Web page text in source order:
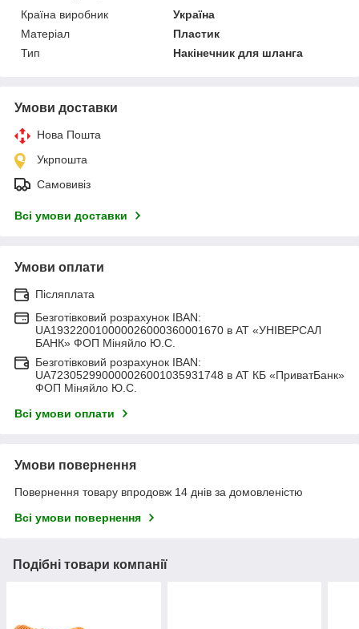
Країна виробник
Україна
Матеріал
Пластик
Тип
Накінечник для шланга
Умови доставки
Нова Пошта
Укрпошта
Самовивіз
Всі умови доставки
Умови оплати
Післяплата
Безготівковий розрахунок IBAN:
UA193220010000026000360001670 в АТ «УНІВЕРСАЛ
БАНК» ФОП Міняйло Ю.С.
Безготівковий розрахунок IBAN:
UA723052990000026001035931748 в АТ КБ «ПриватБанк»
ФОП Міняйло Ю.С.
Всі умови оплати
Умови повернення
Повернення товару впродовж 14 днів за домовленістю
Всі умови повернення
Подібні товари компанії